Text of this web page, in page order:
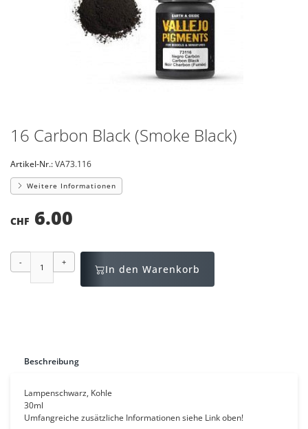
16 Carbon Black (Smoke Black)
Artikel-Nr.:VA73.116
Weitere Informationen
CHF 6.00
- +
In den Warenkorb
Beschreibung
Lampenschwarz, Kohle
30ml
Umfangreiche zusätzliche Informationen siehe Link oben!